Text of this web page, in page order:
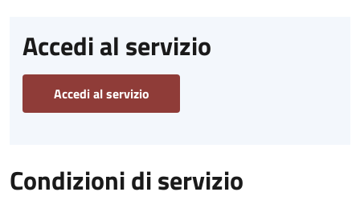
Accedi al servizio
Accedi al servizio
Condizioni di servizio